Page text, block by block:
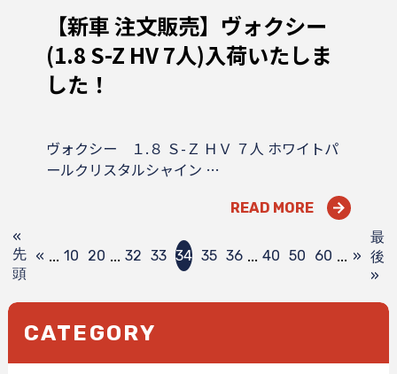
【新車 注文販売】ヴォクシー
(1.8 S-Z HV 7人)入荷いたしま
した！
ヴォクシー １.８ Ｓ-Ｚ ＨＶ ７人 ホワイトパ
ールクリスタルシャイン …
READ MORE
«
先
頭
« ... 10 20 ... 32 33 34 35 36 ... 40 50 60 ... »
最
後
»
CATEGORY